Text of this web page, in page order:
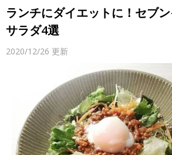
ランチにダイエットに！セブ
サラダ4選
2020/12/26 更新